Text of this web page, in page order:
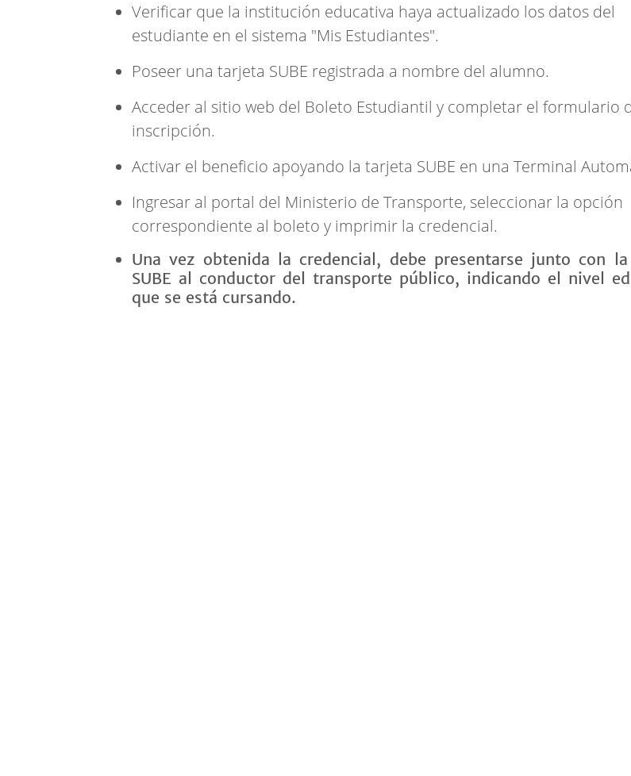
Verificar que la institución educativa haya actualizado los datos del
estudiante en el sistema "Mis Estudiantes".
Poseer una tarjeta SUBE registrada a nombre del alumno.
Acceder al sitio web del Boleto Estudiantil y completar el formulario
inscripción.
Activar el beneficio apoyando la tarjeta SUBE en una Terminal
Ingresar al portal del Ministerio de Transporte, seleccionar la opción
correspondiente al boleto y imprimir la credencial.
Una vez obtenida la credencial, debe presentarse junto con
SUBE al conductor del transporte público, indicando el nivel
que se está cursando.